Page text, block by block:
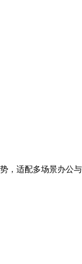
，适配多场景办公